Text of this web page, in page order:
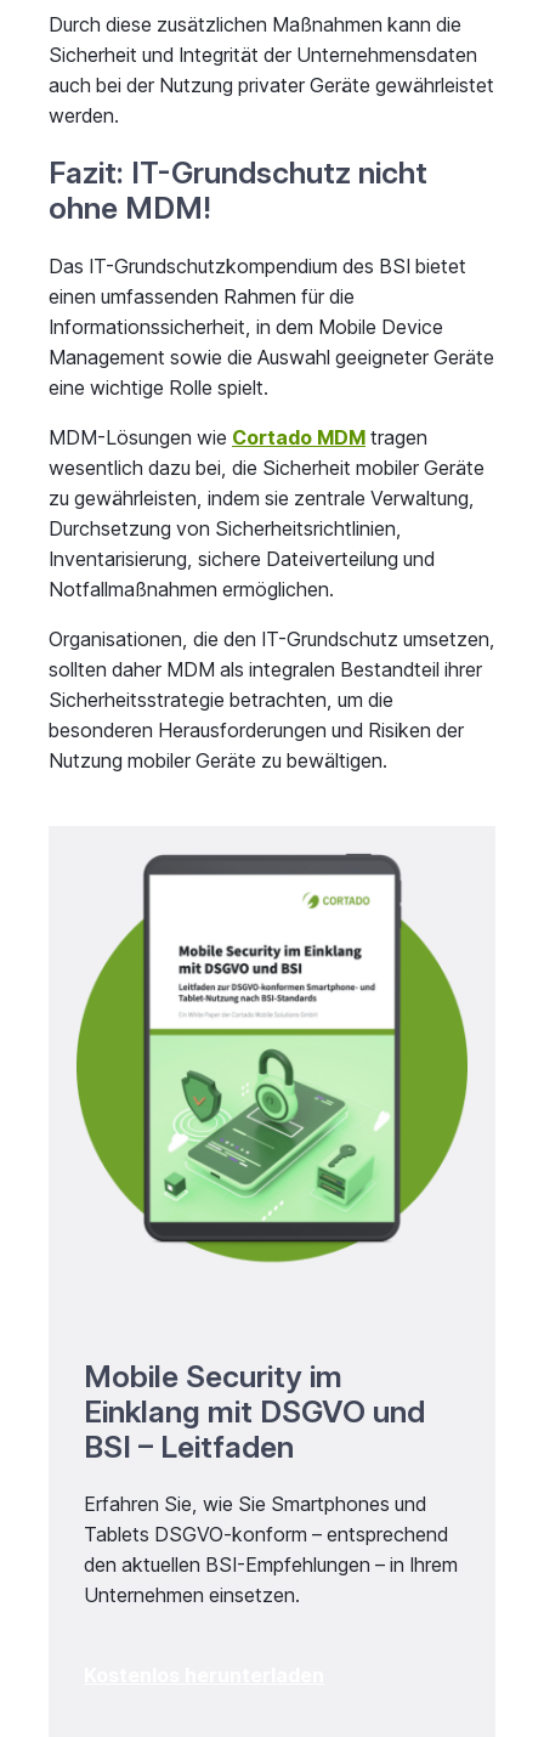
Durch diese zusätzlichen Maßnahmen kann die
Sicherheit und Integrität der Unternehmensdaten
auch bei der Nutzung privater Geräte gewährleistet
werden.
Fazit: IT-Grundschutz nicht
ohne MDM!
Das IT-Grundschutzkompendium des BSI bietet
einen umfassenden Rahmen für die
Informationssicherheit, in dem Mobile Device
Management sowie die Auswahl geeigneter Geräte
eine wichtige Rolle spielt.
MDM-Lösungen wie Cortado MDM tragen
wesentlich dazu bei, die Sicherheit mobiler Geräte
zu gewährleisten, indem sie zentrale Verwaltung,
Durchsetzung von Sicherheitsrichtlinien,
Inventarisierung, sichere Dateiverteilung und
Notfallmaßnahmen ermöglichen.
Organisationen, die den IT-Grundschutz umsetzen,
sollten daher MDM als integralen Bestandteil ihrer
Sicherheitsstrategie betrachten, um die
besonderen Herausforderungen und Risiken der
Nutzung mobiler Geräte zu bewältigen.
Mobile Security im
Einklang mit DSGVO und
BSI – Leitfaden
Erfahren Sie, wie Sie Smartphones und
Tablets DSGVO-konform – entsprechend
den aktuellen BSI-Empfehlungen – in Ihrem
Unternehmen einsetzen.